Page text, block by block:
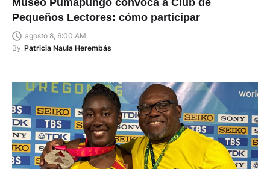
Museo Pumapungo convoca a Club de
Pequeños Lectores: cómo participar
agosto 8, 6:00 AM
By Patricia Naula Herembás